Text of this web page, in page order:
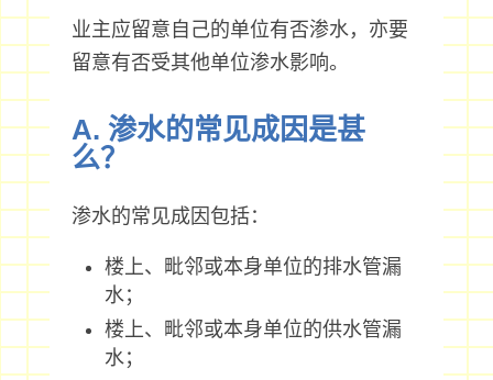
业主应留意自己的单位有否渗水，亦要
留意有否受其他单位渗水影响。
A. 渗水的常见成因是甚
么？
渗水的常见成因包括：
楼上、毗邻或本身单位的排水管漏
水；
楼上、毗邻或本身单位的供水管漏
水；